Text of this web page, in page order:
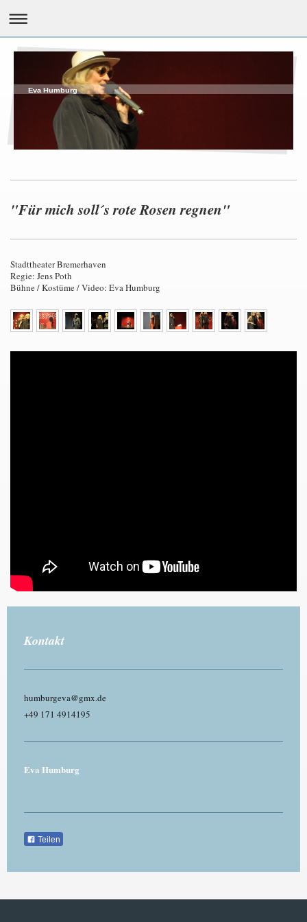
Eva Humburg
"Für mich soll´s rote Rosen regnen"
Stadttheater Bremerhaven
Regie: Jens Poth
Bühne / Kostüme / Video: Eva Humburg
Kontakt
humburgeva@gmx.de
+49 171 4914195
Eva Humburg
Teilen